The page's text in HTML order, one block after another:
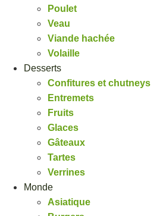
Poulet
Veau
Viande hachée
Volaille
Desserts
Confitures et chutneys
Entremets
Fruits
Glaces
Gâteaux
Tartes
Verrines
Monde
Asiatique